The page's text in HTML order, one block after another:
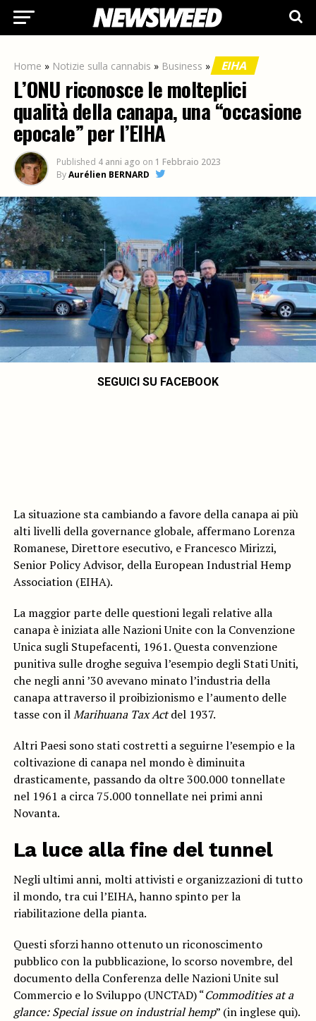
Home » Notizie sulla cannabis » Business » EIHA
L’ONU riconosce le molteplici
qualità della canapa, una “occasione
epocale” per l’EIHA
Published 4 anni ago on 1 Febbraio 2023
ByAurélien BERNARD
SEGUICI SU FACEBOOK
La situazione sta cambiando a favore della canapa ai più
alti livelli della governance globale, affermano Lorenza
Romanese, Direttore esecutivo, e Francesco Mirizzi,
Senior Policy Advisor, della European Industrial Hemp
Association (EIHA).
La maggior parte delle questioni legali relative alla
canapa è iniziata alle Nazioni Unite con la Convenzione
Unica sugli Stupefacenti, 1961. Questa convenzione
punitiva sulle droghe seguiva l’esempio degli Stati Uniti,
che negli anni ’30 avevano minato l’industria della
canapa attraverso il proibizionismo e l’aumento delle
tasse con ilMarihuana Tax Actdel 1937.
Altri Paesi sono stati costretti a seguirne l’esempio e la
coltivazione di canapa nel mondo è diminuita
drasticamente, passando da oltre 300.000 tonnellate
nel 1961 a circa 75.000 tonnellate nei primi anni
Novanta.
La luce alla fine del tunnel
Negli ultimi anni, molti attivisti e organizzazioni di tutto
il mondo, tra cui l’EIHA, hanno spinto per la
riabilitazione della pianta.
Questi sforzi hanno ottenuto un riconoscimento
pubblico con la pubblicazione, lo scorso novembre, del
documento della Conferenza delle Nazioni Unite sul
Commercio e lo Sviluppo (UNCTAD) “Commodities at a
glance: Special issue on industrial hemp” (in inglese qui).